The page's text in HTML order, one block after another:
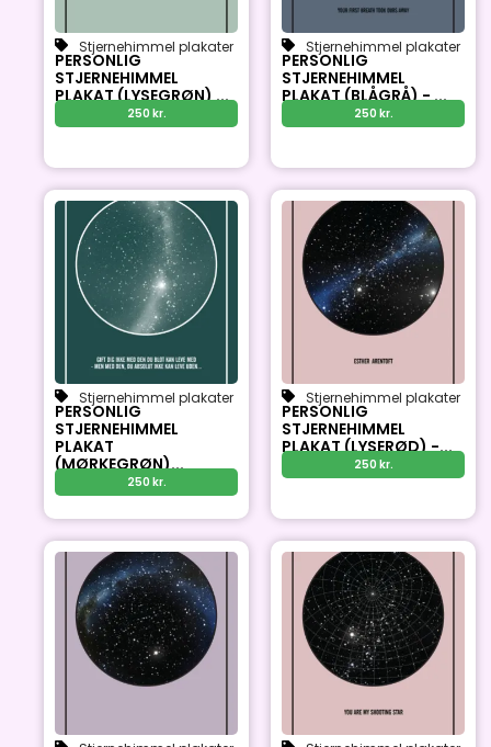
Stjernehimmel plakater
PERSONLIG
STJERNEHIMMEL
PLAKAT (LYSEGRØN) ...
250 kr.
Stjernehimmel plakater
PERSONLIG
STJERNEHIMMEL
PLAKAT (BLÅGRÅ) - ...
250 kr.
Stjernehimmel plakater
PERSONLIG
STJERNEHIMMEL
PLAKAT
(MØRKEGRØN)...
250 kr.
Stjernehimmel plakater
PERSONLIG
STJERNEHIMMEL
PLAKAT (LYSERØD) -...
250 kr.